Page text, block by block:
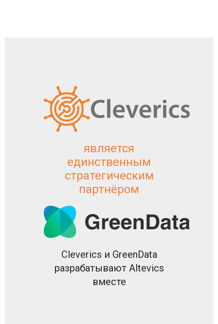
является
единственным
стратегическим
партнёром
Cleverics и GreenData
разрабатывают Altevics
вместе